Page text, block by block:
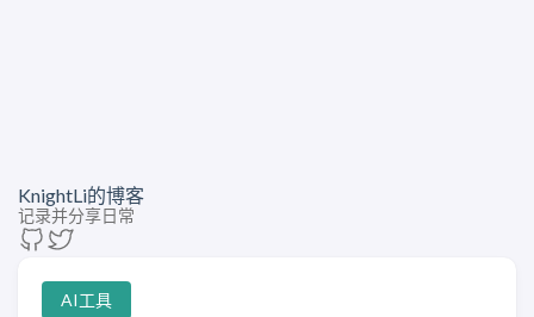
KnightLi的博客
记录并分享日常
AI工具